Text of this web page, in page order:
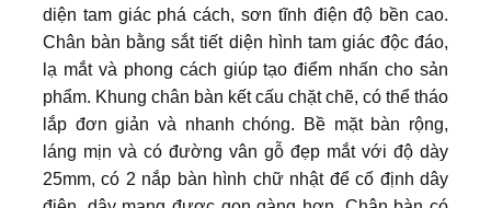
diện tam giác phá cách, sơn tĩnh điện độ bền cao.
Chân bàn bằng sắt tiết diện hình tam giác độc đáo,
lạ mắt và phong cách giúp tạo điểm nhấn cho sản
phẩm. Khung chân bàn kết cấu chặt chẽ, có thể tháo
lắp đơn giản và nhanh chóng. Bề mặt bàn rộng,
láng mịn và có đường vân gỗ đẹp mắt với độ dày
25mm, có 2 nắp bàn hình chữ nhật để cố định dây